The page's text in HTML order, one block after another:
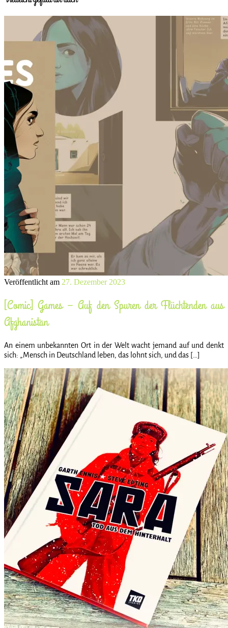
Veröffentlicht am 27. Dezember 2023
[Comic] Games – Auf den Spuren der Flüchtenden aus
Afghanistan
An einem unbekannten Ort in der Welt wacht jemand auf und denkt
sich: „Mensch in Deutschland leben, das lohnt sich, und das […]